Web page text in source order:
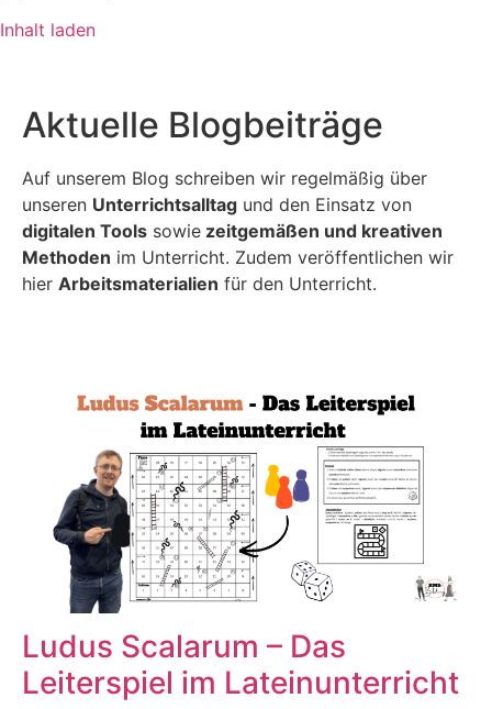
Inhalt laden
Aktuelle Blogbeiträge
Auf unserem Blog schreiben wir regelmäßig über
unseren Unterrichtsalltag und den Einsatz von
digitalen Tools sowie zeitgemäßen und kreativen
Methoden im Unterricht. Zudem veröffentlichen wir
hier Arbeitsmaterialien für den Unterricht.
Ludus Scalarum – Das
Leiterspiel im Lateinunterricht